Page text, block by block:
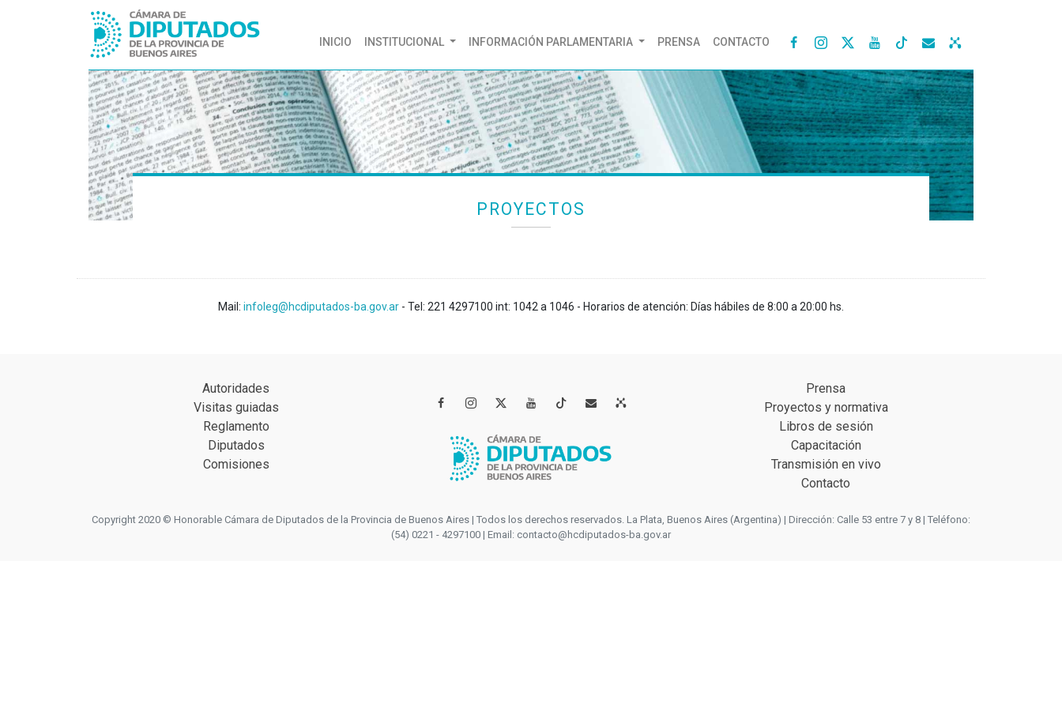
INICIO (CURRENT)
INSTITUCIONAL INFORMACIÓN PARLAMENTARIA PRENSA CONTACTO    
PROYECTOS
Mail: infoleg@hcdiputados-ba.gov.ar - Tel: 221 4297100 int: 1042 a 1046 - Horarios de atención: Días hábiles de 8:00 a 20:00 hs.
Autoridades
Visitas guiadas
Reglamento
Diputados
Comisiones
   
Prensa
Proyectos y normativa
Libros de sesión
Capacitación
Transmisión en vivo
Contacto
Copyright 2020 © Honorable Cámara de Diputados de la Provincia de Buenos Aires | Todos los derechos reservados. La Plata, Buenos Aires (Argentina) | Dirección: Calle 53 entre 7 y 8 | Teléfono:
(54) 0221 - 4297100 | Email: contacto@hcdiputados-ba.gov.ar